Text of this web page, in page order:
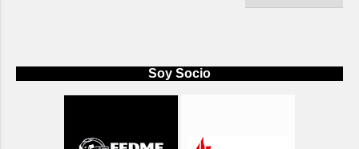
Soy Socio